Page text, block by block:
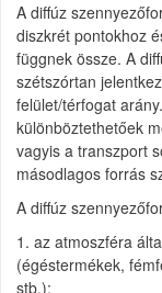
A diffúz
diszkrét pontokhoz
függnek össze. A
szétszórtan
felület/térfogat
különböztethetőek
vagyis a transzport
másodlagos forrás
A diffúz
1. az atmoszféra
(égéstermékek,
stb.);